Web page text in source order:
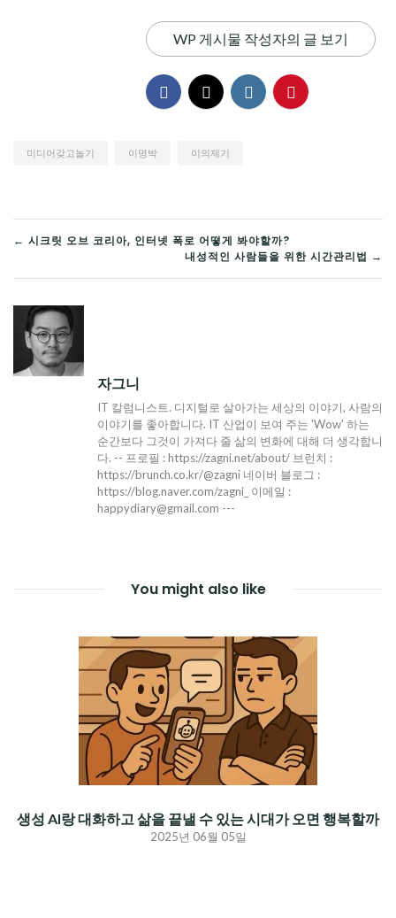
WP 게시물 작성자의 글 보기
미디어갖고놀기 이명박 이의제기
글
탐
색
← 시크릿 오브 코리아, 인터넷 폭로 어떻게 봐야할까?
내성적인 사람들을 위한 시간관리법 →
자그니
IT 칼럼니스트. 디지털로 살아가는 세상의 이야기, 사람의
이야기를 좋아합니다. IT 산업이 보여 주는 'Wow' 하는
순간보다 그것이 가져다 줄 삶의 변화에 대해 더 생각합니
다. -- 프로필 : https://zagni.net/about/ 브런치 :
https://brunch.co.kr/@zagni 네이버 블로그 :
https://blog.naver.com/zagni_ 이메일 :
happydiary@gmail.com ---
You might also like
생성 AI랑 대화하고 삶을 끝낼 수 있는 시대가 오면 행복할까
2025년 06월 05일